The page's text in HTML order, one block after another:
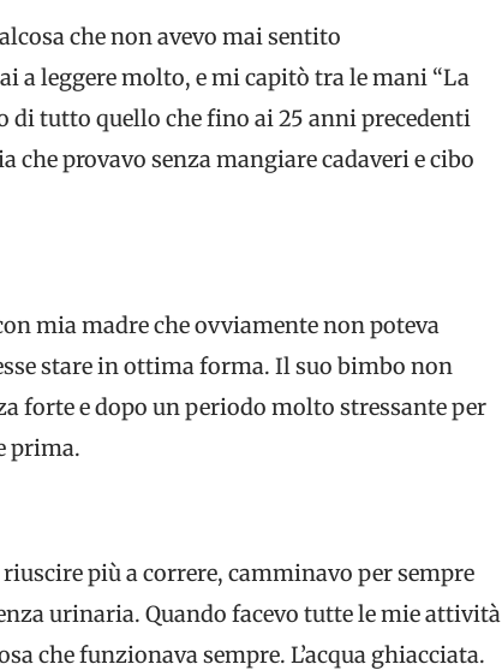
che non avevo mai sentito
a leggere molto, e mi capitò tra le mani “La
tutto quello che fino ai 25 anni precedenti
che provavo senza mangiare cadaveri e cibo
mia madre che ovviamente non poteva
stare in ottima forma. Il suo bimbo non
forte e dopo un periodo molto stressante per
prima.
più a correre, camminavo per sempre
urinaria. Quando facevo tutte le mie attività
che funzionava sempre. L’acqua ghiacciata.